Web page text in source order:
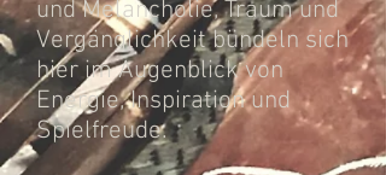
und Melancholie, Traum und
Vergänglichkeit bündeln sich
hier im Augenblick von
Energie, Inspiration und
Spielfreude.